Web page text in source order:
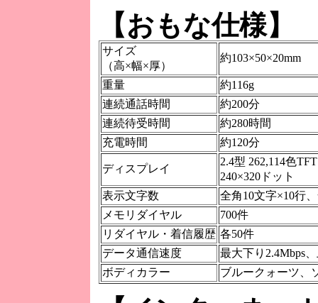
【おもな仕様】
サイズ
（高×幅×厚）
約103×50×20mm
重量
約116g
連続通話時間
約200分
連続待受時間
約280時間
充電時間
約120分
ディスプレイ
2.4型 262,114色
240×320ドット
表示文字数
全角10文字×10行
メモリダイヤル
700件
リダイヤル・着信履歴 各50件
データ通信速度
最大下り2.4Mbps
ボディカラー
ブルークォーツ、